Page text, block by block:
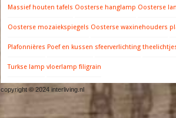
Massief houten tafels Oosterse hanglamp Oosterse
Oosterse mozaiekspiegels Oosterse waxinehouders
Plafonnières Poef en kussen sfeerverlichting
Turkse lamp vloerlamp filigrain
copyright © 2024 interliving.nl